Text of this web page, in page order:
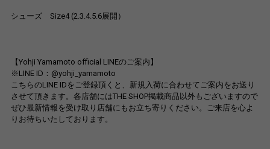
シューズ Size4 (2.3.4.5.6展開）
【Yohji Yamamoto official LINEのご案内】
※LINE ID：@yohji_yamamoto
こちらのLINE IDをご登録頂くと、新規入荷に合わせてご案内をお送り
させて頂きます。各店舗にはTHE SHOP掲載商品以外もございますので
ぜひ最新情報を受け取り店舗にもお立ち寄りください。ご来店を心よ
りお待ちいたしております。